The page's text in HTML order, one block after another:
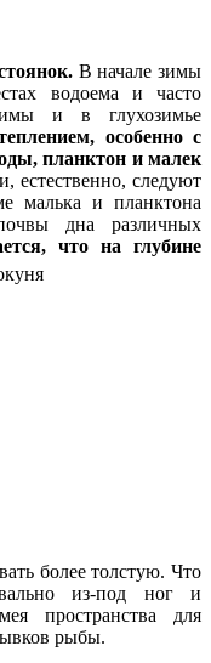
В начале зимы
водоема и часто
и в глухозимье
особенно с
планктон и малек
естественно, следуют
малька и планктона
дна различных
что на глубине
более толстую. Что
из-под ног и
пространства для
рыбы.